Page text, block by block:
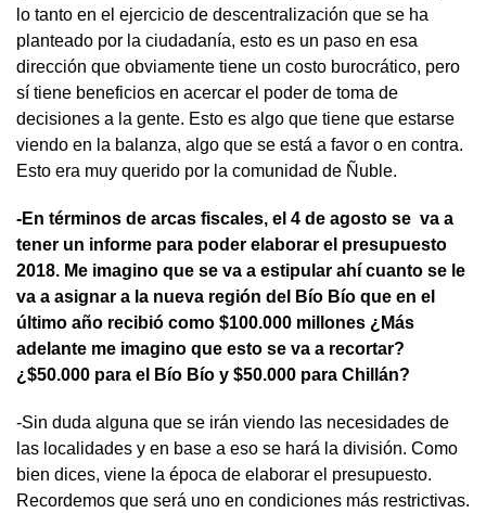
lo tanto en el ejercicio de descentralización que se ha
planteado por la ciudadanía, esto es un paso en esa
dirección que obviamente tiene un costo burocrático, pero
sí tiene beneficios en acercar el poder de toma de
decisiones a la gente. Esto es algo que tiene que estarse
viendo en la balanza, algo que se está a favor o en contra.
Esto era muy querido por la comunidad de Ñuble.
-En términos de arcas fiscales, el 4 de agosto se va a
tener un informe para poder elaborar el presupuesto
2018. Me imagino que se va a estipular ahí cuanto se le
va a asignar a la nueva región del Bío Bío que en el
último año recibió como $100.000 millones ¿Más
adelante me imagino que esto se va a recortar?
¿$50.000 para el Bío Bío y $50.000 para Chillán?
-Sin duda alguna que se irán viendo las necesidades de
las localidades y en base a eso se hará la división. Como
bien dices, viene la época de elaborar el presupuesto.
Recordemos que será uno en condiciones más restrictivas.